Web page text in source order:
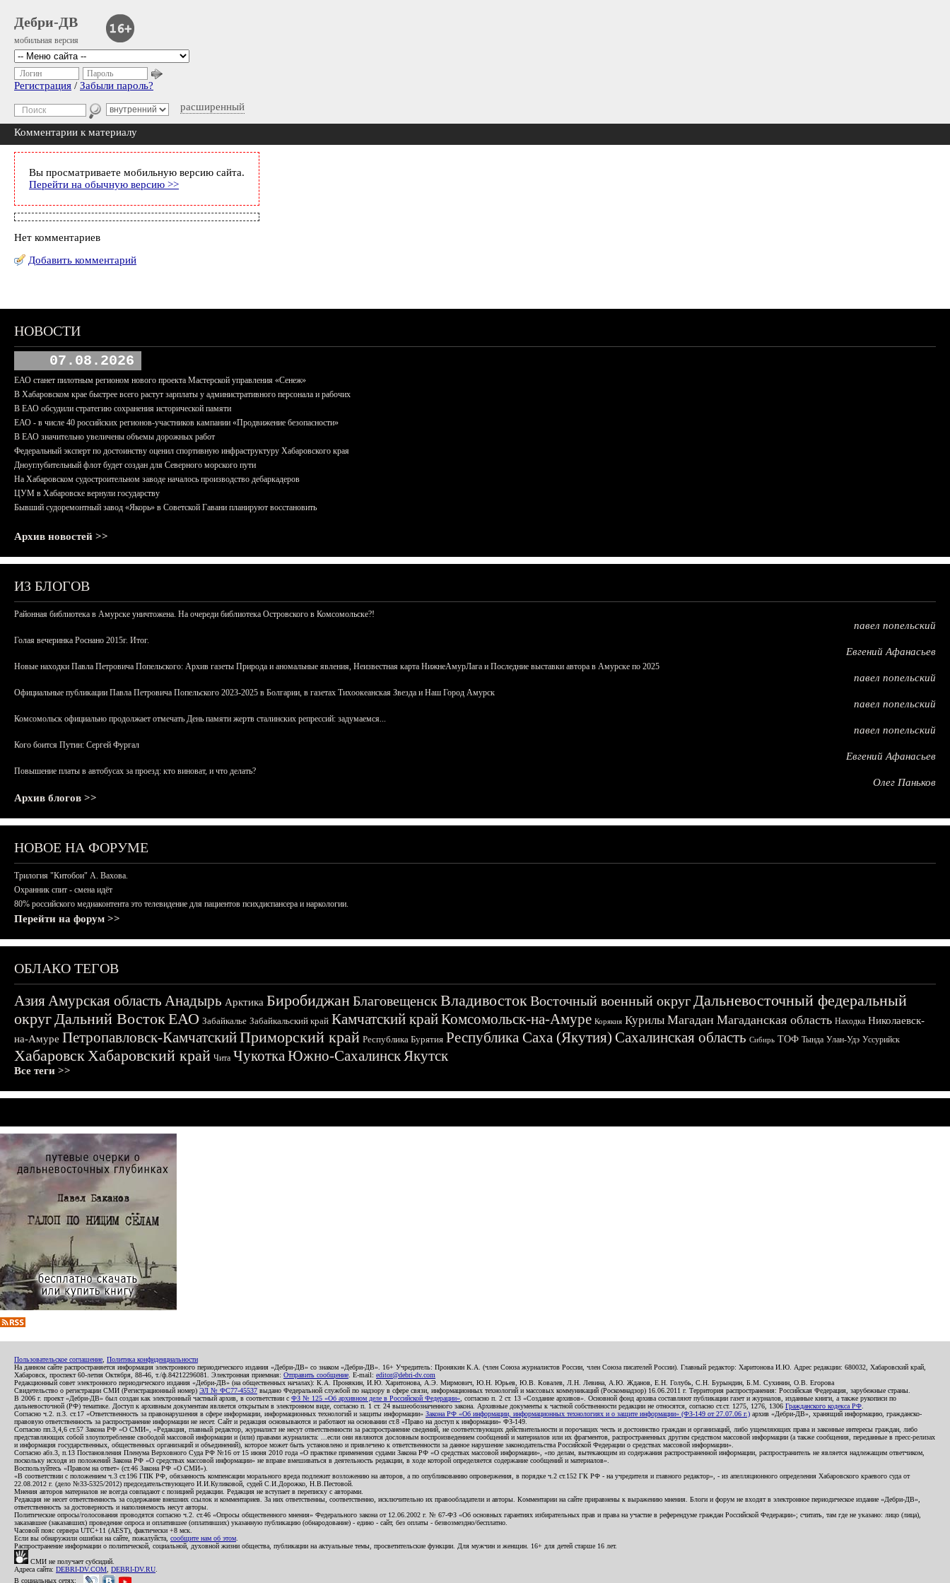
Дебри-ДВ
мобильная версия
расширенный
Логин Пароль
Регистрация / Забыли пароль?
Комментарии к материалу
Вы просматриваете мобильную версию сайта.
Перейти на обычную версию >>
Нет комментариев
Добавить комментарий
НОВОСТИ
07.08.2026
ЕАО станет пилотным регионом нового проекта Мастерской управления «Сенеж»
В Хабаровском крае быстрее всего растут зарплаты у административного персонала и рабочих
В ЕАО обсудили стратегию сохранения исторической памяти
ЕАО - в числе 40 российских регионов-участников кампании «Продвижение безопасности»
В ЕАО значительно увеличены объемы дорожных работ
Федеральный эксперт по достоинству оценил спортивную инфраструктуру Хабаровского края
Дноуглубительный флот будет создан для Северного морского пути
На Хабаровском судостроительном заводе началось производство дебаркадеров
ЦУМ в Хабаровске вернули государству
Бывший судоремонтный завод «Якорь» в Советской Гавани планируют восстановить
Архив новостей >>
ИЗ БЛОГОВ
Районная библиотека в Амурске уничтожена. На очереди библиотека Островского в Комсомольске?!
павел попельский
Голая вечеринка Роснано 2015г. Итог.
Евгений Афанасьев
Новые находки Павла Петровича Попельского: Архив газеты Природа и аномальные явления, Неизвестная карта НижнеАмурЛага и Последние выставки автора в Амурске по 2025
павел попельский
Официальные публикации Павла Петровича Попельского 2023-2025 в Болгарии, в газетах Тихоокеанская Звезда и Наш Город Амурск
павел попельский
Комсомольск официально продолжает отмечать День памяти жертв сталинских репрессий: задумаемся...
павел попельский
Кого боится Путин: Сергей Фургал
Евгений Афанасьев
Повышение платы в автобусах за проезд: кто виноват, и что делать?
Олег Паньков
Архив блогов >>
НОВОЕ НА ФОРУМЕ
Трилогия "Китобои" А. Вахова.
Охранник спит - смена идёт
80% российского медиаконтента это телевидение для пациентов психдиспансера и наркологии.
Перейти на форум >>
ОБЛАКО ТЕГОВ
АзияАмурская область Анадырь Арктика БиробиджанБлаговещенскВладивостокВосточный военный округДальневосточный федеральный
округДальний ВостокЕАО Забайкалье Забайкальский край Камчатский крайКомсомольск-на-Амуре Корякия Курилы Магадан Магаданская область Находка Николаевск-
на-Амуре Петропавловск-КамчатскийПриморский край Республика Бурятия Республика Саха (Якутия) Сахалинская область Сибирь ТОФ Тында Улан-Удэ Уссурийск
ХабаровскХабаровский край Чита ЧукоткаЮжно-СахалинскЯкутск
Все теги >>
Пользовательское соглашение Политика конфиденциальности
На данном сайте распространяется информация электронного периодического издания «Дебри-ДВ» со знаком «Дебри-ДВ». 16+ Учредитель: Пронякин К.А. (член Союза журналистов России, член Союза писателей России). Главный редактор: Харитонова И.Ю. Адрес редакции: 680032, Хабаровский край,
Хабаровск, проспект 60-летия Октября, 88-46, т./ф.84212296081. Электронная приемная: Отправить сообщение . E-mail: editor@debri-dv.com
Редакционный совет электронного периодического издания «Дебри-ДВ» (на общественных началах): К.А. Пронякин, И.Ю. Харитонова, А.Э. Мирмович, Ю.Н. Юрьев, Ю.В. Ковалев, Л.Н. Левина, А.Ю. Жданов, Е.Н. Голубь, С.Н. Бурындин, Б.М. Сухинин, О.В. Егорова
Свидетельство о регистрации СМИ (Регистрационный номер) ЭЛ № ФС77-45537 выдано Федеральной службой по надзору в сфере связи, информационных технологий и массовых коммуникаций (Роскомнадзор) 16.06.2011 г. Территория распространения: Российская Федерация, зарубежные страны.
В 2006 г. проект «Дебри-ДВ» был создан как электронный частный архив, в соответствии с ФЗ № 125 «Об архивном деле в Российской Федерации» , согласно п. 2 ст. 13 «Создание архивов». Основной фонд архива составляют публикации газет и журналов, изданные книги, а также рукописи по
дальневосточной (РФ) тематике. Доступ к архивным документам является открытым в электронном виде, согласно п. 1 ст. 24 вышеобозначенного закона. Архивные документы к частной собственности редакции не относятся, согласно ст.ст. 1275, 1276, 1306 Гражданского кодекса РФ
Согласно ч.2. п.3. ст.17 «Ответственность за правонарушения в сфере информации, информационных технологий и защиты информации» Закона РФ «Об информации, информационных технологиях и о защите информации» (ФЗ-149 от 27.07.06 г.) архив «Дебри-ДВ», хранящий информацию, гражданско-
правовую ответственность за распространение информации не несет. Сайт и редакция основываются и работают на основании ст.8 «Право на доступ к информации» ФЗ-149.
Согласно пп.3,4,6 ст.57 Закона РФ «О СМИ», «Редакция, главный редактор, журналист не несут ответственности за распространение сведений, не соответствующих действительности и порочащих честь и достоинство граждан и организаций, либо ущемляющих права и законные интересы граждан, либо
представляющих собой злоупотребление свободой массовой информации и (или) правами журналиста: ...если они являются дословным воспроизведением сообщений и материалов или их фрагментов, распространенных другим средством массовой информации (а также сообщения, переданные в пресс-релизах
и информация государственных, общественных организаций и объединений), которое может быть установлено и привлечено к ответственности за данное нарушение законодательства Российской Федерации о средствах массовой информации».
Согласно абз.3, п.13 Постановления Пленума Верховного Суда РФ №16 от 15 июня 2010 года «О практике применения судами Закона РФ «О средствах массовой информации», «по делам, вытекающим из содержания распространенной информации, распространитель не является надлежащим ответчиком,
поскольку исходя из положений Закона РФ «О средствах массовой информации» не вправе вмешиваться в деятельность редакции, в ходе которой определяется содержание сообщений и материалов».
Воспользуйтесь «Правом на ответ» (ст.46 Закона РФ «О СМИ»).
«В соответствии с положением ч.3 ст.196 ГПК РФ, обязанность компенсации морального вреда подлежит возложению на авторов, а по опубликованию опровержения, в порядке ч.2 ст.152 ГК РФ - на учредителя и главного редактор», - из апелляционного определения Хабаровского краевого суда от
22.08.2012 г. (дело №33-5325/2012) председательствующего И.И.Куликовой, судей С.И.Дорожко, Н.В.Пестовой.
Мнения авторов материалов не всегда совпадают с позицией редакции. Редакция не вступает в переписку с авторами.
Редакция не несет ответственность за содержание внешних ссылок и комментариев. За них ответственны, соответственно, исключительно их правообладатели и авторы. Комментарии на сайте приравнены к выражению мнения. Блоги и форум не входят в электронное периодическое издание «Дебри-ДВ»,
ответственность за достоверность и наполняемость несут авторы.
Политические опросы/голосования проводятся согласно ч.2. ст.46 «Опросы общественного мнения» Федерального закона от 12.06.2002 г. № 67-ФЗ «Об основных гарантиях избирательных прав и права на участие в референдуме граждан Российской Федерации»; считать, там где не указано: лицо (лица),
заказавшее (заказавших) проведение опроса и оплатившее (оплативших) указанную публикацию (обнародование) - едино - сайт, без оплаты - безвозмездно/бесплатно.
Часовой пояс сервера UTC+11 (AEST), фактически +8 мск.
Если вы обнаружили ошибки на сайте, пожалуйста, сообщите нам об этом
Распространение информации о политической, социальной, духовной жизни общества, публикации на актуальные темы, просветительские функции. Для мужчин и женщин. 16+ для детей старше 16 лет.
СМИ не получает субсидий.
Адреса сайта: DEBRI-DV.COM DEBRI-DV.RU
В социальных сетях: